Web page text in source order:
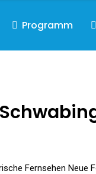
Programm
Fernsehen Neue